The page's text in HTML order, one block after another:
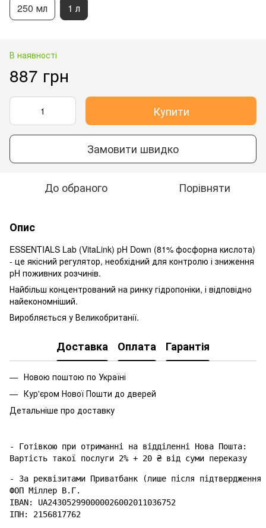
250 мл 1 л
В наявності
887 грн
Купити
Замовити швидко
До обраного Порівняти
Опис
ESSENTIALS Lab (VitaLink) pH Down (81% фосфорна кислота)
- це якісний регулятор, необхідний для контролю і зниження
pH поживних розчинів.
Найбільш концентрований на ринку гідропоніки, і відповідно
найекономніший.
Виробляється у Великобританії.
Доставка Оплата Гарантія
Новою поштою по Україні
Кур'єром Нової Пошти до дверей
Детальніше про доставку
- Готівкою при отриманні на відділенні Нова Пошта:
- За реквізитами Приватбанк (лише після підтвердження
ФОП Міллер В.Г.
IBAN: UA243052990000026002011036752